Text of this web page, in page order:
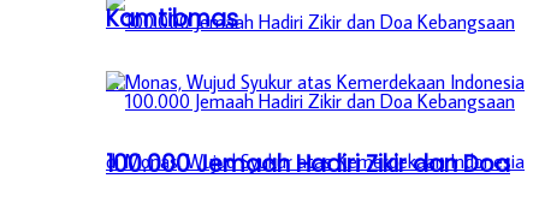
100.000 Jemaah Hadiri Zikir dan Doa
Kamtibmas